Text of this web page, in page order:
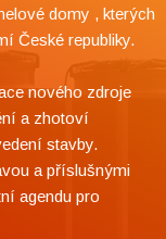
domy , kterých
České republiky.
nového zdroje
a zhotoví
stavby.
a příslušnými
agendu pro